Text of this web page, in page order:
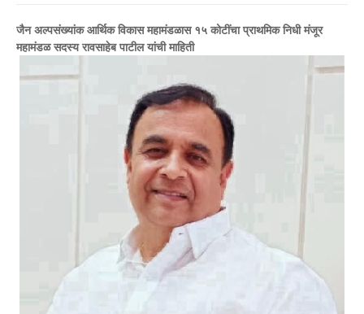
जैन अल्पसंख्यांक आर्थिक विकास महामंडळास १५ कोटींचा प्राथमिक निधी मंजूर
महामंडळ सदस्य रावसाहेब पाटील यांची माहिती